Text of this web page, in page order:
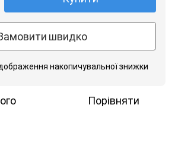
швидко
накопичувальної знижки
Порівняти